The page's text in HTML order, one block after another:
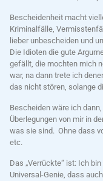
Bescheidenheit macht
Kriminalfälle,
lieber unbescheiden und
Die Idioten die gute
gefällt, die mochten mich
war, na dann trete ich
das nicht stören, solange
Bescheiden wäre ich
Überlegungen von mir in
was sie sind. Ohne dass
etc.
Das „Verrückte“ ist: Ich
Universal-Genie, dass